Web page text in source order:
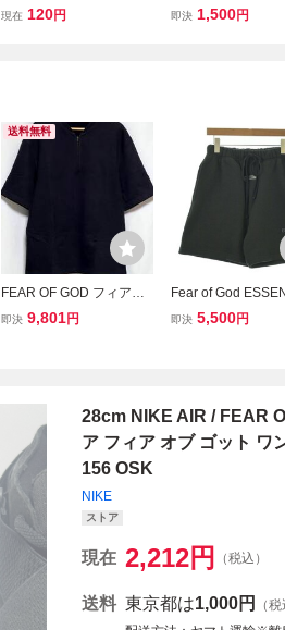
ブゴッド 5th inside out t
現在 120円
ッド essentials エ
即決 1,500円
送料無料
FEAR OF GOD フィアオ
ブゴッド ハーフジップ 半
即決 9,801円
Fear of God
S ショートパンツ
即決 5,500円
28cm NIKE AIR / FEAR
ア フィア オブ ゴット ワ
156 OSK
NIKE
ストア
現在 2,212円 （税込）
送料 東京都は1,000円
（